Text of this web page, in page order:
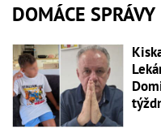
DOMÁCE SPRÁVY